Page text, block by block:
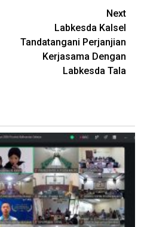
Next
Labkesda Kalsel
Tandatangani Perjanjian
Kerjasama Dengan
Labkesda Tala